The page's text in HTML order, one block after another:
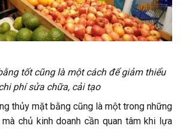
tốt cũng là một cách để giảm thiểu
phí sửa chữa, cải tạo
thủy mặt bằng cũng là một trong những
chủ kinh doanh cần quan tâm khi lựa